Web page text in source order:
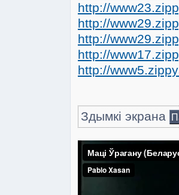
http://
http://
http://
http://
http://
Здымкі экрана